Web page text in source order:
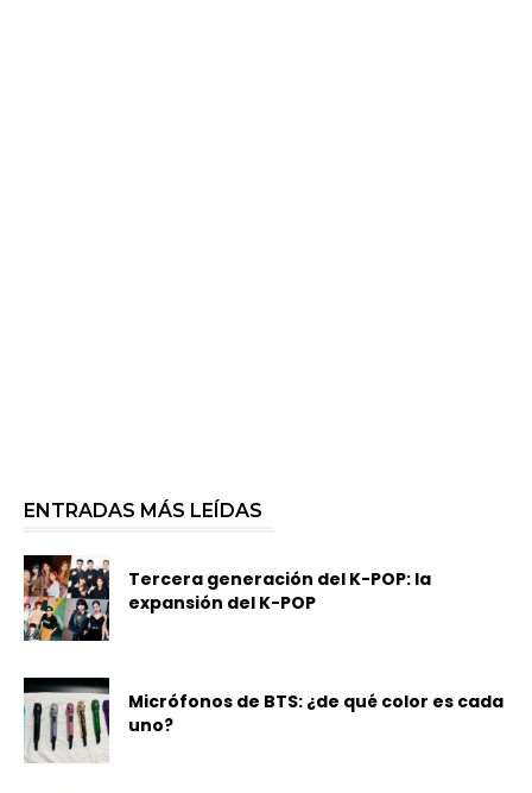
ENTRADAS MÁS LEÍDAS
Tercera generación del K-POP: la
expansión del K-POP
Micrófonos de BTS: ¿de qué color es cada
uno?